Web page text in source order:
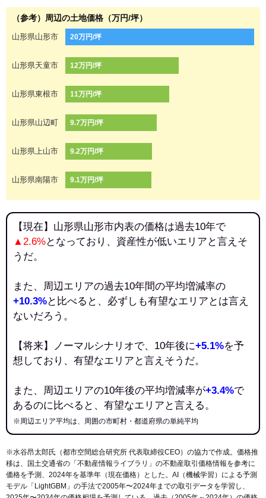
（参考）周辺の土地価格（万円/坪）
山形県山形市 20万円/坪
山形県天童市 12万円/坪
山形県東根市 11万円/坪
山形県山辺町 9.7万円/坪
山形県上山市 9.2万円/坪
山形県南陽市 9.1万円/坪
【現在】山形県山形市内表の価格は過去10年で
▲2.6%となっており、資産性が低いエリアと言えそ
うだ。
また、周辺エリアの過去10年間の平均増減率の
+10.3%と比べると、必ずしも有望なエリアとは言え
ないだろう。
【将来】ノーマルシナリオで、10年後に+5.1%を予
想しており、有望なエリアと言えそうだ。
また、周辺エリアの10年後の平均増減率が+3.4%で
あるのに比べると、有望なエリアと言える。
※周辺エリア平均は、周囲の市町村・都道府県の単純平均
※水谷昂太郎氏（都市空間総合研究所 代表取締役CEO）の協力で作成。価格推
移は、国土交通省の「 不動産情報ライブラリ 」の不動産取引価格情報を参考に
価格を予測、2024年を基準年（現在価格）とした。AI（機械学習）による予測
モデル「LightGBM」の手法で2005年〜2024年までの取引データを学習し、